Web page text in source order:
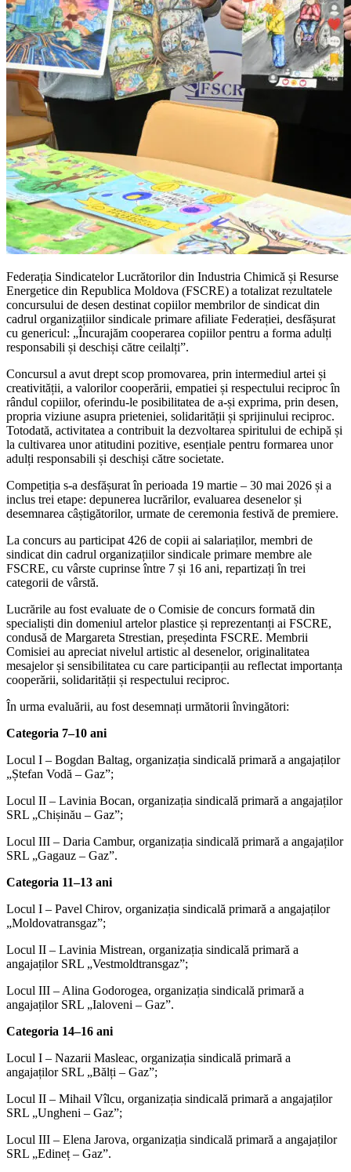
Federația Sindicatelor Lucrătorilor din Industria Chimică și Resurse
Energetice din Republica Moldova (FSCRE) a totalizat rezultatele
concursului de desen destinat copiilor membrilor de sindicat din
cadrul organizațiilor sindicale primare afiliate Federației, desfășurat
cu genericul: „Încurajăm cooperarea copiilor pentru a forma adulți
responsabili și deschiși către ceilalți”.
Concursul a avut drept scop promovarea, prin intermediul artei și
creativității, a valorilor cooperării, empatiei și respectului reciproc în
rândul copiilor, oferindu-le posibilitatea de a-și exprima, prin desen,
propria viziune asupra prieteniei, solidarității și sprijinului reciproc.
Totodată, activitatea a contribuit la dezvoltarea spiritului de echipă și
la cultivarea unor atitudini pozitive, esențiale pentru formarea unor
adulți responsabili și deschiși către societate.
Competiția s-a desfășurat în perioada 19 martie – 30 mai 2026 și a
inclus trei etape: depunerea lucrărilor, evaluarea desenelor și
desemnarea câștigătorilor, urmate de ceremonia festivă de premiere.
La concurs au participat 426 de copii ai salariaților, membri de
sindicat din cadrul organizațiilor sindicale primare membre ale
FSCRE, cu vârste cuprinse între 7 și 16 ani, repartizați în trei
categorii de vârstă.
Lucrările au fost evaluate de o Comisie de concurs formată din
specialiști din domeniul artelor plastice și reprezentanți ai FSCRE,
condusă de Margareta Strestian, președinta FSCRE. Membrii
Comisiei au apreciat nivelul artistic al desenelor, originalitatea
mesajelor și sensibilitatea cu care participanții au reflectat importanța
cooperării, solidarității și respectului reciproc.
În urma evaluării, au fost desemnați următorii învingători:
Categoria 7–10 ani
Locul I – Bogdan Baltag, organizația sindicală primară a angajaților
„Ștefan Vodă – Gaz”;
Locul II – Lavinia Bocan, organizația sindicală primară a angajaților
SRL „Chișinău – Gaz”;
Locul III – Daria Cambur, organizația sindicală primară a angajaților
SRL „Gagauz – Gaz”.
Categoria 11–13 ani
Locul I – Pavel Chirov, organizația sindicală primară a angajaților
„Moldovatransgaz”;
Locul II – Lavinia Mistrean, organizația sindicală primară a
angajaților SRL „Vestmoldtransgaz”;
Locul III – Alina Godorogea, organizația sindicală primară a
angajaților SRL „Ialoveni – Gaz”.
Categoria 14–16 ani
Locul I – Nazarii Masleac, organizația sindicală primară a
angajaților SRL „Bălți – Gaz”;
Locul II – Mihail Vîlcu, organizația sindicală primară a angajaților
SRL „Ungheni – Gaz”;
Locul III – Elena Jarova, organizația sindicală primară a angajaților
SRL „Edineț – Gaz”.